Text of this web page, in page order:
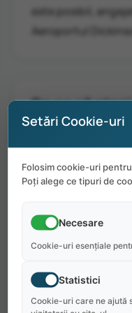
este posibil,
Aeroportul
De ce să
Oportunitatea
locale;
Medora
pentru toți
călătoresc;
Oportunități
muncă.
Setări Cookie-uri
Folosim cookie-uri
Poți alege ce tipuri de
Necesare
Cookie-uri esențiale
Statistici
Cookie-uri care ne ajută